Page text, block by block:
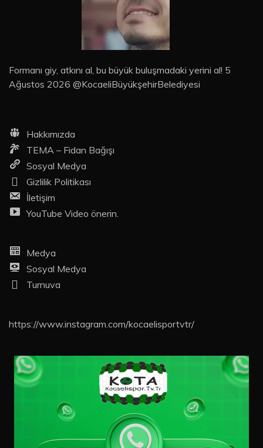
Formanı giy, atkını al, bu büyük buluşmadaki yerini al! 5
Ağustos 2026 @KocaeliBüyükşehirBelediyesi
Hakkımızda
TEMA – Fidan Bağışı
Sosyal Medya
Gizlilik Politikası
İletişim
YouTube Video önerin.
Medya
Sosyal Medya
Turnuva
https://www.instagram.com/kocaelisportvtr/